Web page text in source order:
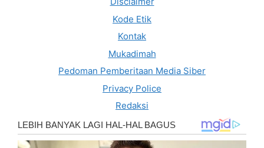
Kode Etik
Kontak
Mukadimah
Pedoman Pemberitaan Media Siber
Privacy Police
Redaksi